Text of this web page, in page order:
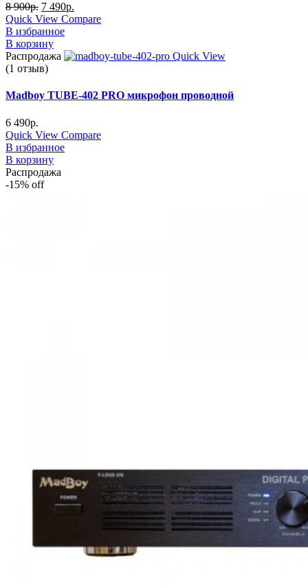
8 900р. 7 490р.
Quick View Compare
В избранное
В корзину
Распродажа
Quick View
(1 отзыв)
Madboy TUBE-402 PRO микрофон проводной
6 490р.
Quick View Compare
В избранное
В корзину
Распродажа
-15% off